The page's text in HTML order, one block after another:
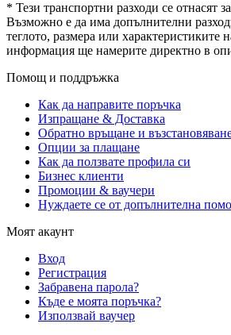
* Тези транспортни разходи се отнасят
Възможно е да има допълнителни
теглото, размера или характеристиките
информация ще намерите директно в
Помощ и поддръжка
Как да направите поръчка
Изпращане & Доставка
Обратно връщане и
Опции за плащане
Как да ползвате профила си
Бизнес клиенти
Промоции & ваучери
Нуждаете се от допълнителна
Моят акаунт
Вход
Регистрация
Забравена парола?
Къде е моята поръчка?
Използвай ваучер